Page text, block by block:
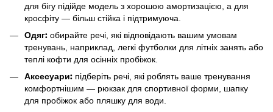
для бігу підійде модель з хорошою амортизацією, а для
кросфіту — більш стійка і підтримуюча.
Одяг: обирайте речі, які відповідають вашим умовам
тренувань, наприклад, легкі футболки для літніх занять або
теплі кофти для осінніх пробіжок.
Аксесуари: підберіть речі, які роблять ваше тренування
комфортнішим — рюкзак для спортивної форми, шапку
для пробіжок або пляшку для води.